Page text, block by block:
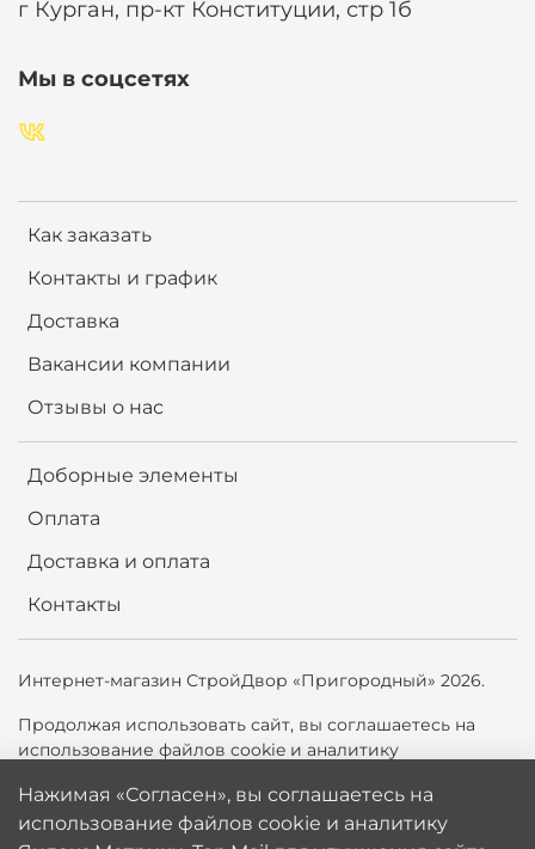
Как заказать
Контакты и график
Доставка
Вакансии компании
Отзывы о нас
Доборные элементы
Оплата
Доставка и оплата
Контакты
г Курган, пр-кт Конституции, стр 1б
Мы в соцсетях
Интернет-магазин СтройДвор «Пригородный» 2026.
Продолжая использовать сайт, вы соглашаетесь на
использование файлов cookie и аналитику
можете отключить cookie в настройках браузера.
Политика обработки персональных данных
Нажимая «Согласен», вы соглашаетесь на
использование файлов cookie и аналитику